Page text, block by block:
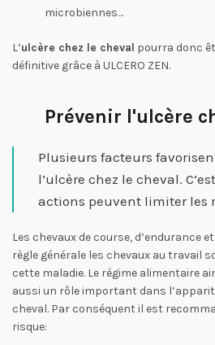
microbiennes…
L’ulcère chez le cheval pourra donc
définitive grâce à ULCERO ZEN.
Prévenir l'ulcère
Plusieurs facteurs
l’ulcère chez le cheval.
actions peuvent limiter les
Les chevaux de course, d’endurance
règle générale les chevaux au travail
cette maladie. Le régime alimentaire
aussi un rôle important dans
cheval. Par conséquent il est
risque: